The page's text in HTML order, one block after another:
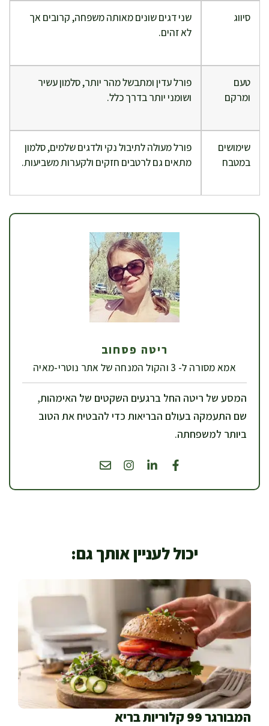
סיווג
שני דגים שונים מאותה משפחה, קרובים אך
לא זהים.
טעם
ומרקם
פורל עדין ומתבשל מהר יותר, סלמון עשיר
ושומני יותר בדרך כלל.
שימושים
במטבח
פורל מעולה לתיבול נקי ולדגים שלמים, סלמון
מתאים גם לרטבים חזקים ולקערות משביעות.
ריטה פסחוב
אמא מסורה ל- 3 והקול המנחה של אתר נוטרי-מאיה
המסע של ריטה החל ברגעים השקטים של האימהות,
שם התעמקה בעולם הבריאות כדי להבטיח את הטוב
ביותר למשפחתה.
יכול לעניין אותך גם:
המבורגר 99 קלוריות בריא